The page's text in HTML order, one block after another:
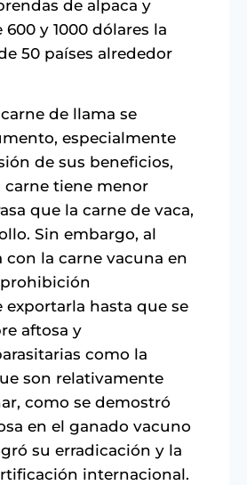
de alpaca y
y 1000 dólares la
50 países alrededor
de llama se
especialmente
de sus beneficios,
carne tiene menor
que la carne de vaca,
Sin embargo, al
con la carne vacuna en
prohibición
hasta que se
aftosa y
como la
son relativamente
como se demostró
en el ganado vacuno
su erradicación y la
internacional.